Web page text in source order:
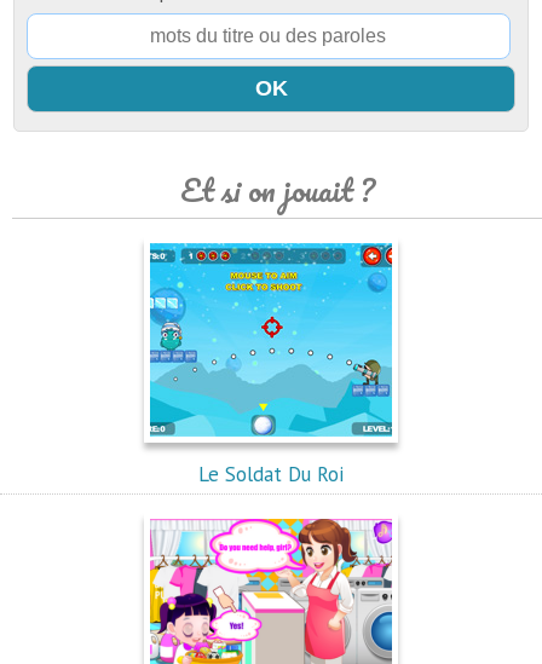
Et si on jouait ?
Le Soldat Du Roi